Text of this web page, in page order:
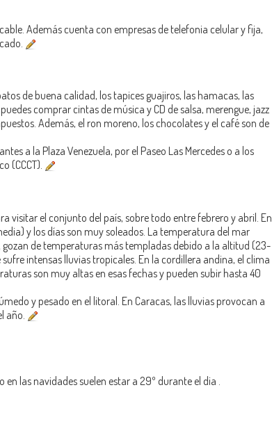
Además cuenta con empresas de telefonia celular y fija,
de buena calidad, los tapices guajiros, las hamacas, las
comprar cintas de música y CD de salsa, merengue, jazz
Además, el ron moreno, los chocolates y el café son de
a la Plaza Venezuela, por el Paseo Las Mercedes o a los
(CCCT).
visitar el conjunto del país, sobre todo entre febrero y abril. En
y los días son muy soleados. La temperatura del mar
gozan de temperaturas más templadas debido a la altitud (23-
intensas lluvias tropicales. En la cordillera andina, el clima
son muy altas en esas fechas y pueden subir hasta 40
y pesado en el litoral. En Caracas, las lluvias provocan a
año.
las navidades suelen estar a 29º durante el dia .